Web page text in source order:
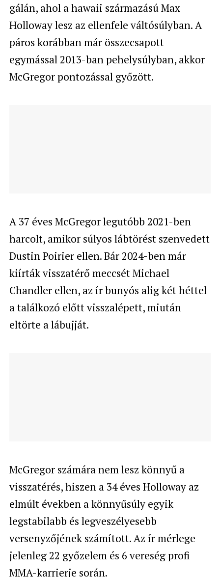
gálán, ahol a hawaii származású Max
Holloway lesz az ellenfele váltósúlyban. A
páros korábban már összecsapott
egymással 2013-ban pehelysúlyban, akkor
McGregor pontozással győzött.
A 37 éves McGregor legutóbb 2021-ben
harcolt, amikor súlyos lábtörést szenvedett
Dustin Poirier ellen. Bár 2024-ben már
kiírták visszatérő meccsét Michael
Chandler ellen, az ír bunyós alig két héttel
a találkozó előtt visszalépett, miután
eltörte a lábujját.
McGregor számára nem lesz könnyű a
visszatérés, hiszen a 34 éves Holloway az
elmúlt években a könnyűsúly egyik
legstabilabb és legveszélyesebb
versenyzőjének számított. Az ír mérlege
jelenleg 22 győzelem és 6 vereség profi
MMA-karrierje során.